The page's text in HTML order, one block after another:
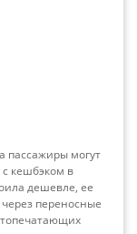
пассажиры могут
кешбэком в
дешевле, ее
переносные